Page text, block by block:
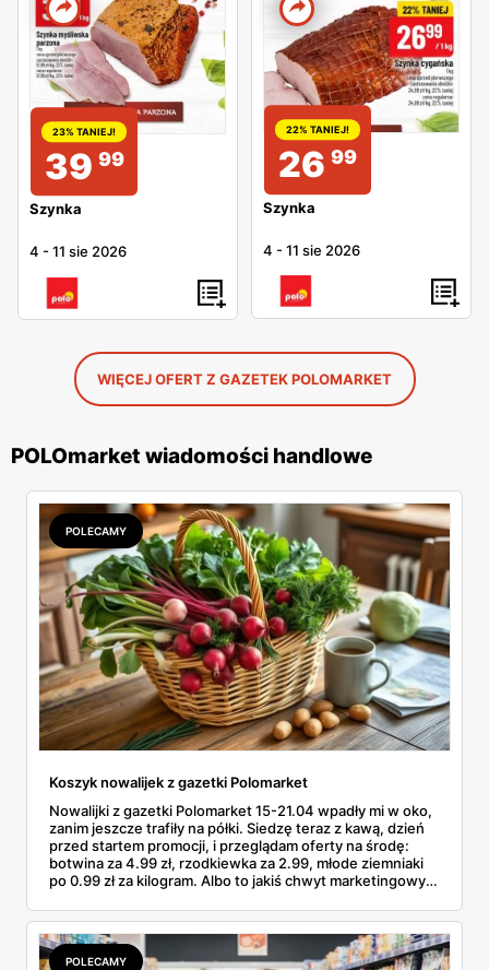
23% TANIEJ!
39 99
Szynka
4 -11 sie 2026
22% TANIEJ!
26 99
Szynka
4 -11 sie 2026
WIĘCEJ OFERT Z GAZETEK POLOMARKET
POLOmarket wiadomości handlowe
POLECAMY
Koszyk nowalijek z gazetki Polomarket
Nowalijki z gazetki Polomarket 15-21.04 wpadły mi w oko,
zanim jeszcze trafiły na półki. Siedzę teraz z kawą, dzień
przed startem promocji, i przeglądam oferty na środę:
botwina za 4.99 zł, rzodkiewka za 2.99, młode ziemniaki
po 0.99 zł za kilogram. Albo to jakiś chwyt marketingowy,
Polomarkecie za mniej niż pięć dych. Podkreślam kilka
pozycji długopisem i liczę, co wrzucę do koszyka w środę
rano. No to po kolei.
POLECAMY